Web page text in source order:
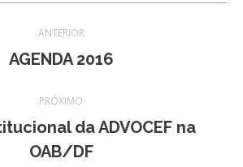
ANTERIOR
Post
AGENDA 2016
PRÓXIMO
Próximo
post:
da ADVOCEF na
OAB/DF